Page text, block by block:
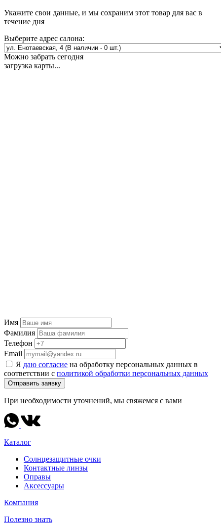
Укажите свои данные, и мы сохраним этот товар для вас в
течение дня
Выберите адрес салона:
Можно забрать сегодня
загрузка карты...
Имя
Фамилия
Телефон
Email
Я даю согласие на обработку персональных данных в
соответствии с политикой обработки персональных данных
Отправить заявку
При необходимости уточнений, мы свяжемся с вами
Каталог
Солнцезащитные очки
Контактные линзы
Оправы
Аксессуары
Компания
Полезно знать